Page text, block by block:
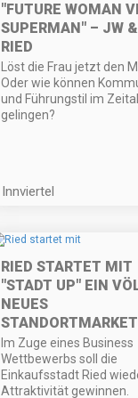
"FUTURE WOMAN
SUPERMAN" – JW
RIED
Löst die Frau jetzt den
Oder wie können
und Führungstil im
gelingen?
Innviertel
RIED STARTET MIT
"STADT UP" EIN
NEUES
Im Zuge eines Business
Wettbewerbs soll die
Einkaufsstadt Ried
Attraktivität gewinnen.